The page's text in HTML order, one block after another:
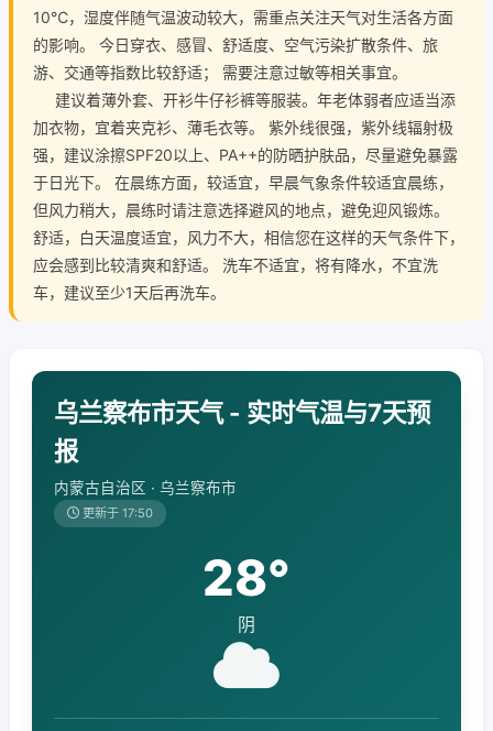
10℃，湿度伴随气温波动较大，需重点关注天气对生活各方面
的影响。 今日穿衣、感冒、舒适度、空气污染扩散条件、旅
游、交通等指数比较舒适； 需要注意过敏等相关事宜。
建议着薄外套、开衫牛仔衫裤等服装。年老体弱者应适当添
加衣物，宜着夹克衫、薄毛衣等。 紫外线很强，紫外线辐射极
强，建议涂擦SPF20以上、PA++的防晒护肤品，尽量避免暴露
于日光下。 在晨练方面，较适宜，早晨气象条件较适宜晨练，
但风力稍大，晨练时请注意选择避风的地点，避免迎风锻炼。
舒适，白天温度适宜，风力不大，相信您在这样的天气条件下，
应会感到比较清爽和舒适。 洗车不适宜，将有降水，不宜洗
车，建议至少1天后再洗车。
乌兰察布市天气 - 实时气温与7天预
报
内蒙古自治区 · 乌兰察布市
更新于 17:50
28°
阴